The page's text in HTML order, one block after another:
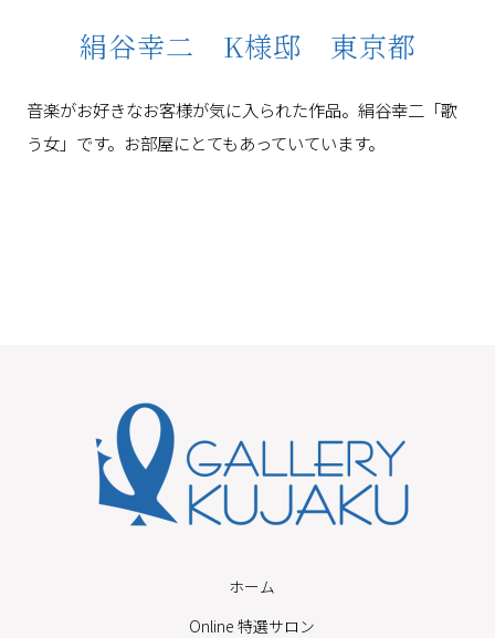
絹谷幸二 K様邸 東京都
音楽がお好きなお客様が気に入られた作品。絹谷幸二「歌
う女」です。お部屋にとてもあっていています。
ホーム
Online 特選サロン